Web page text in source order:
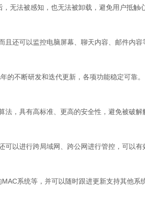
无法被感知，也无法被卸载，避免用户抵触心
还可以监控电脑屏幕、聊天内容、邮件内容
的不断研发和迭代更新，各项功能稳定可靠。
，具有高标准、更高的安全性，避免被破解
可以进行跨局域网、跨公网进行管控，可以有
系统等，并可以随时跟进更新支持其他系统